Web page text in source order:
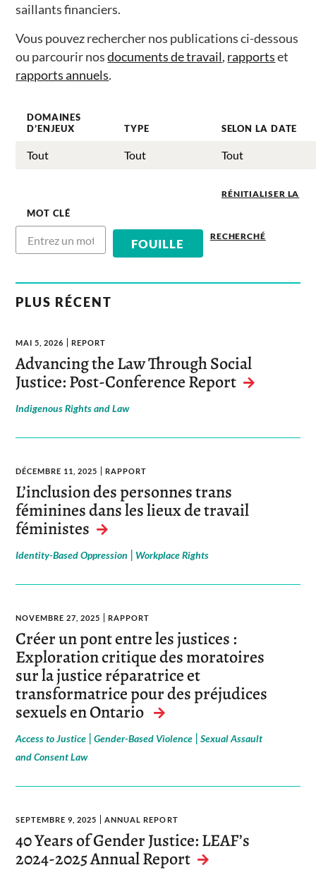
saillants financiers.
Vous pouvez rechercher nos publications ci-dessous
ou parcourir nosdocuments de travail, rapportset
rapports annuels.
DOMAINES
D’ENJEUX
TYPE SELON LA DATE
MOT CLÉ
RÉNITIALISER LA
RECHERCHÉ
PLUS RÉCENT
MAI 5, 2026 REPORT
Advancing the Law Through Social
Justice: Post-Conference Report
Indigenous Rights and Law
DÉCEMBRE 11, 2025 RAPPORT
L’inclusion des personnes trans
féminines dans les lieux de travail
féministes
Identity-Based Oppression | Workplace Rights
NOVEMBRE 27, 2025 RAPPORT
Créer un pont entre les justices :
Exploration critique des moratoires
sur la justice réparatrice et
transformatrice pour des préjudices
sexuels en Ontario
Access to Justice |Gender-Based Violence |Sexual Assault
and Consent Law
SEPTEMBRE 9, 2025 ANNUAL REPORT
40 Years of Gender Justice: LEAF’s
2024-2025 Annual Report